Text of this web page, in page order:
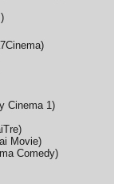
)
)
Cinema 1)
)
Movie)
Comedy)